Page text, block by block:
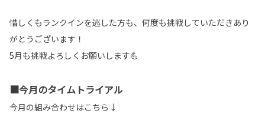
惜しくもランクインを逃した方も、何度も挑戦していただきあり
がとうございます！
5月も挑戦よろしくお願いします💪
■今月のタイムトライアル
今月の組み合わせはこちら↓